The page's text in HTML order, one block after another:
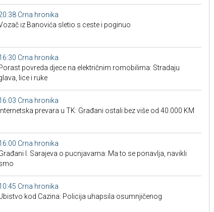
Crna hronika
iz Banovića sletio s ceste i poginuo
Crna hronika
povreda djece na električnim romobilima: Stradaju
lice i ruke
Crna hronika
Internetska prevara u TK: Građani ostali bez više od 40.000 KM
Crna hronika
I. Sarajeva o pucnjavama: Ma to se ponavlja, navikli
Crna hronika
kod Cazina: Policija uhapsila osumnjičenog